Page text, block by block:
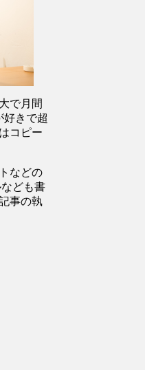
で月間
好きで超
コピー
などの
ども書
事の執